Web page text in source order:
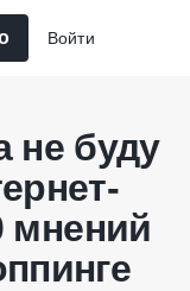
Войти
не буду
мнений